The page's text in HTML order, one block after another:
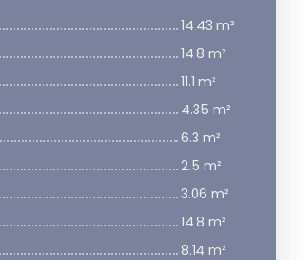
14.43 m²
14.8 m²
11.1 m²
4.35 m²
6.3 m²
2.5 m²
3.06 m²
14.8 m²
8.14 m²